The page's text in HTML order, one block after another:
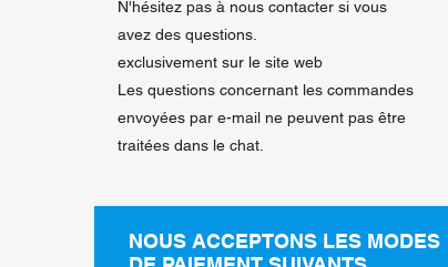
N'hésitez pas à nous contacter si vous
avez des questions.
exclusivement sur le site web
Les questions concernant les commandes
envoyées par e-mail ne peuvent pas être
traitées dans le chat.
NOUS ACCEPTONS LES MODES